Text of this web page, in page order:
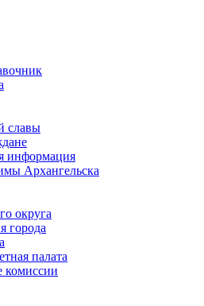
славы
информация
Архангельска
округа
города
палата
комиссии